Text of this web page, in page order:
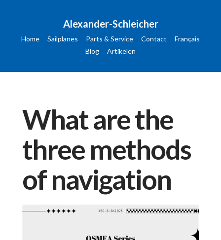
Alexander-Schleicher
Home Sailplanes Parts & Service Contact
Français
Blog
Artikelen
What are the
three methods
of navigation